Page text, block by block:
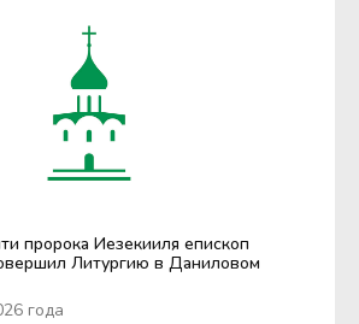
пророка Иезекииля епископ
Литургию в Даниловом
года